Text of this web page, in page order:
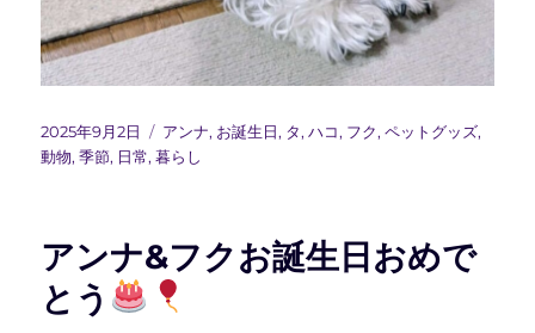
投
稿
2025年9月2日
カ
テ
アンナ, お誕生日, タ,ハコ, フク,ペットグッズ,
動物,季節, 日常,暮らし
アンナ&フクお誕生日おめで
とう